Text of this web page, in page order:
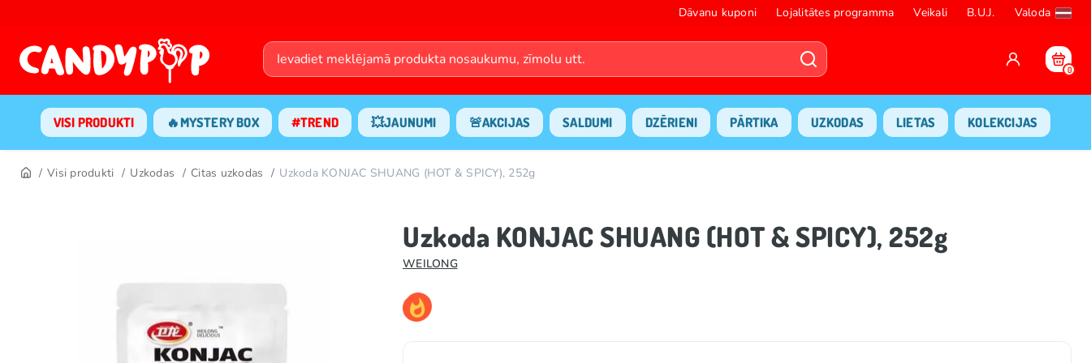
Dāvanu kuponi Lojalitātes programma Veikali B.U.J. Valoda
0
VISI PRODUKTI 🔥MYSTERY BOX #TREND 💥JAUNUMI 🚨AKCIJAS SALDUMI DZĒRIENI PĀRTIKA UZKODAS LIETAS KOLEKCIJAS
Visi produkti Uzkodas Citas uzkodas Uzkoda KONJAC SHUANG (HOT & SPICY), 252g
Uzkoda KONJAC SHUANG (HOT & SPICY), 252g
WEILONG